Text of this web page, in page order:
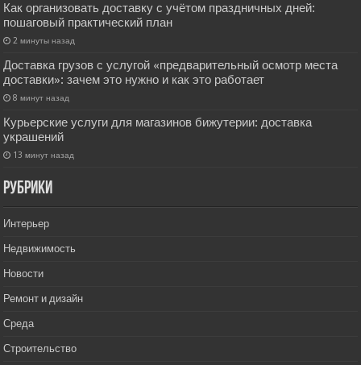
Как организовать доставку с учётом праздничных дней:
пошаговый практический план
2 минуты назад
Доставка грузов с услугой «предварительный осмотр места
доставки»: зачем это нужно и как это работает
8 минут назад
Курьерские услуги для магазинов бижутерии: доставка
украшений
13 минут назад
РУбрики
Интерьер
Недвижимость
Новости
Ремонт и дизайн
Среда
Строительство